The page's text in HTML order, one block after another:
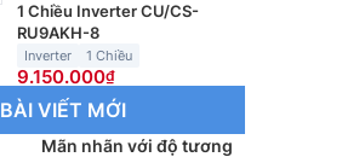
1 Chiều Inverter CU/CS-
RU9AKH-8
Inverter 1 Chiều
9.150.000
BÀI VIẾT MỚI
Mãn nhãn với độ tương